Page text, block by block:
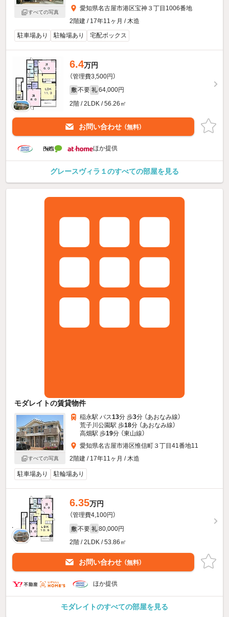
すべての写真
愛知県名古屋市港区宝神３丁目1006番地
2階建 / 17年11ヶ月 / 木造
駐車場あり
駐輪場あり 宅配ボックス
6.4万円
（管理費3,500円）
敷 不要 礼 64,000円
2階 / 2LDK / 56.26㎡
お問い合わせ （無料）
ほか提供
グレースヴィラ１のすべての部屋を見る
モダレイトの賃貸物件
すべての写真
稲永駅 バス13分 歩3分 （あおなみ線）
荒子川公園駅 歩18分 （あおなみ線）
高畑駅 歩19分 （東山線）
愛知県名古屋市港区惟信町３丁目41番地11
2階建 / 17年11ヶ月 / 木造
駐車場あり 駐輪場あり
6.35万円
（管理費4,100円）
敷 不要 礼 80,000円
2階 / 2LDK / 53.86㎡
お問い合わせ （無料）
ほか提供
モダレイトのすべての部屋を見る